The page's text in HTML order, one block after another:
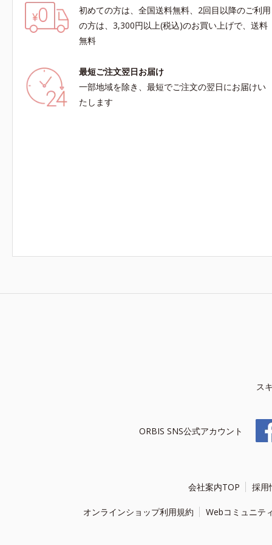
初めての方は、全国送料無料、2回目以降のご利用
の方は、3,300円以上(税込)のお買い上げで、送料
無料
最短ご注文翌日お届け
一部地域を除き、最短でご注文の翌日にお届けい
たします
ス
ORBIS SNS公式アカウント
会社案内TOP 採用
オンラインショップ利用規約 Webコミュニテ